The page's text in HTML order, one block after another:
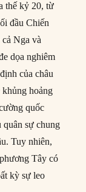
thế kỷ 20, từ
đầu Chiến
Nga và
dọa nghiêm
của châu
hoảng
quốc
quân sự chung
Tuy nhiên,
Tây có
kỳ sự leo